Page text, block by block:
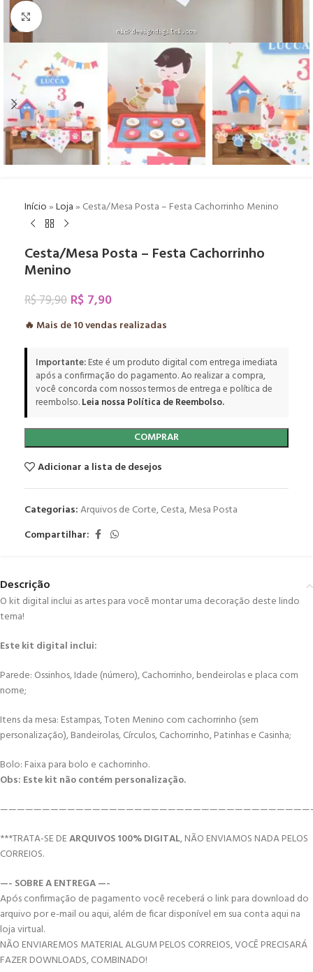
Click to enlarge
Início»Loja» Cesta/Mesa Posta – Festa Cachorrinho Menino
Cesta/Mesa Posta – Festa Cachorrinho
Menino
R$79,90 R$ 7,90
🔥 Mais de10vendas realizadas
Importante:Este é um produto digital com entrega imediata
após a confirmação do pagamento. Ao realizar a compra,
você concorda com nossos termos de entrega e política de
reembolso.Leia nossa Política de Reembolso.
COMPRAR
Adicionar a lista de desejos
Categorias:Arquivos de Corte,Cesta,Mesa Posta
Compartilhar:
Descrição
O kit digital inclui as artes para você montar uma decoração deste lindo
tema!
Este kit digital inclui:
Parede: Ossinhos, Idade (número), Cachorrinho, bendeirolas e placa com
nome;
Itens da mesa: Estampas, Toten Menino com cachorrinho (sem
personalização), Bandeirolas, Círculos, Cachorrinho, Patinhas e Casinha;
Bolo: Faixa para bolo e cachorrinho.
Obs: Este kit não contém personalização.
***TRATA-SE DEARQUIVOS 100% DIGITAL, NÃO ENVIAMOS NADA PELOS
CORREIOS.
—- SOBRE A ENTREGA —-
Após confirmação de pagamento você receberá o link para download do
arquivo por e-mail ou aqui, além de ficar disponível em sua conta aqui na
loja virtual.
NÃO ENVIAREMOS MATERIAL ALGUM PELOS CORREIOS, VOCÊ PRECISARÁ
FAZER DOWNLOADS, COMBINADO!